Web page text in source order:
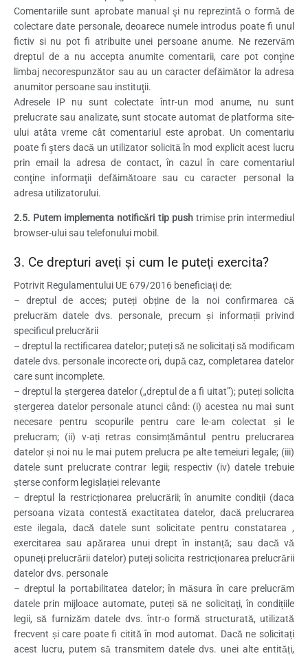
Comentariile sunt aprobate manual şi nu reprezintă o formă de
colectare date personale, deoarece numele introdus poate fi unul
fictiv si nu pot fi atribuite unei persoane anume. Ne rezervăm
dreptul de a nu accepta anumite comentarii, care pot conţine
limbaj necorespunzător sau au un caracter defăimător la adresa
anumitor persoane sau instituţii.
Adresele IP nu sunt colectate într-un mod anume, nu sunt
prelucrate sau analizate, sunt stocate automat de platforma site-
ului atâta vreme cât comentariul este aprobat. Un comentariu
poate fi şters dacă un utilizator solicită în mod explicit acest lucru
prin email la adresa de contact, în cazul în care comentariul
conţine informaţii defăimătoare sau cu caracter personal la
adresa utilizatorului.
2.5. Putem implementa notificări tip pushtrimise prin intermediul
browser-ului sau telefonului mobil.
3. Ce drepturi aveți și cum le puteți exercita?
Potrivit Regulamentului UE 679/2016 beneficiaţi de:
– dreptul de acces; puteți obține de la noi confirmarea că
prelucrăm datele dvs. personale, precum și informații privind
specificul prelucrării
– dreptul la rectificarea datelor; puteți să ne solicitați să modificam
datele dvs. personale incorecte ori, după caz, completarea datelor
care sunt incomplete.
– dreptul la ștergerea datelor („dreptul de a fi uitat”); puteți solicita
ștergerea datelor personale atunci când: (i) acestea nu mai sunt
necesare pentru scopurile pentru care le-am colectat și le
prelucram; (ii) v-ați retras consimțământul pentru prelucrarea
datelor și noi nu le mai putem prelucra pe alte temeiuri legale; (iii)
datele sunt prelucrate contrar legii; respectiv (iv) datele trebuie
șterse conform legislației relevante
– dreptul la restricționarea prelucrării; în anumite condiții (daca
persoana vizata contestă exactitatea datelor, dacă prelucrarea
este ilegala, dacă datele sunt solicitate pentru constatarea ,
exercitarea sau apărarea unui drept în instanță; sau dacă vă
opuneți prelucrării datelor) puteți solicita restricționarea prelucrării
datelor dvs. personale
– dreptul la portabilitatea datelor; în măsura în care prelucrăm
datele prin mijloace automate, puteți să ne solicitați, în condițiile
legii, să furnizăm datele dvs. într-o formă structurată, utilizată
frecvent și care poate fi citită în mod automat. Dacă ne solicitați
acest lucru, putem să transmitem datele dvs. unei alte entități,